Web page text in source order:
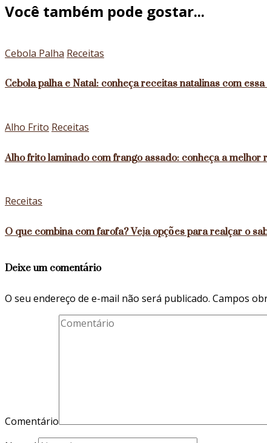
Você também pode gostar...
Cebola Palha Receitas
Cebola palha e Natal: conheça receitas natalinas com
Alho Frito Receitas
Alho frito laminado com frango assado: conheça a
Receitas
O que combina com farofa? Veja opções para realçar o
Deixe um comentário
O seu endereço de e-mail não será publicado. Campos
Comentário